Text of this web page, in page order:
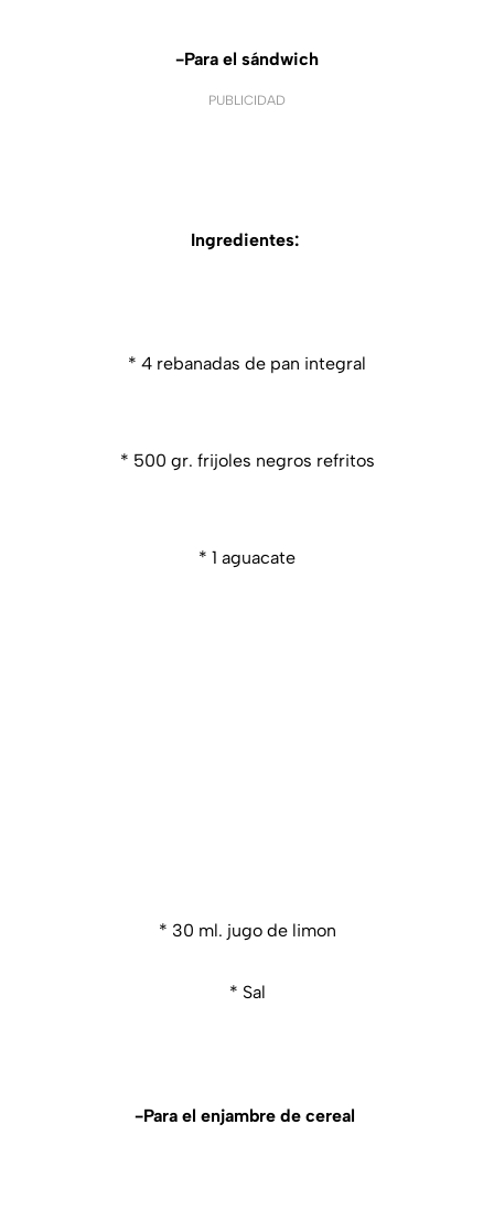
-Para el sándwich
PUBLICIDAD
Ingredientes:
* 4 rebanadas de pan integral
* 500 gr. frijoles negros refritos
* 1 aguacate
* 30 ml. jugo de limon
* Sal
-Para el enjambre de cereal